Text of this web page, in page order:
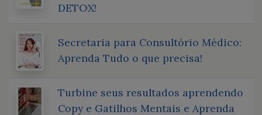
DETOX!
Secretaria para Consultório Médico:
Aprenda Tudo o que precisa!
Turbine seus resultados aprendendo
Copy e Gatilhos Mentais e Aprenda